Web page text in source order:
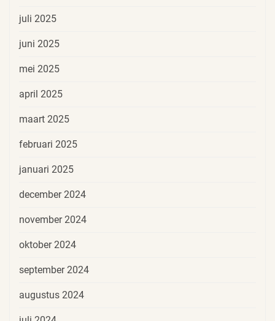
juli 2025
juni 2025
mei 2025
april 2025
maart 2025
februari 2025
januari 2025
december 2024
november 2024
oktober 2024
september 2024
augustus 2024